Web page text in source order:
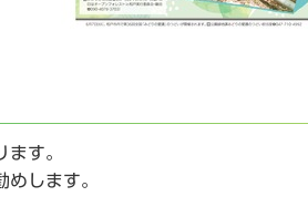
す。
します。